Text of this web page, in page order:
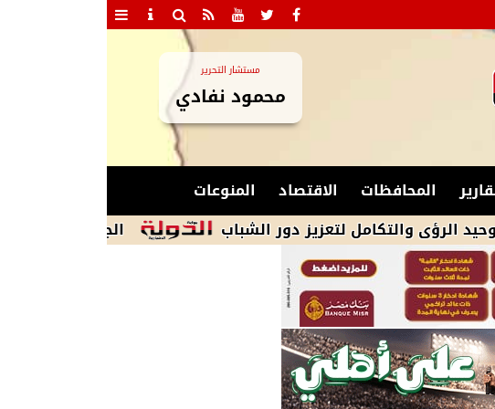
مستشار التحرير
محمود نفادي
المحافظات الاقتصاد
المنوعات
الجيش الإيرانى: نظامنا
لتعزيز دور الشباب